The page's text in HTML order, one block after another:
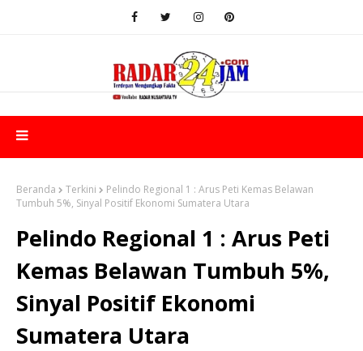
Beranda Terkini
Pelindo Regional 1 : Arus Peti Kemas Belawan
Tumbuh 5%, Sinyal Positif Ekonomi Sumatera Utara
Pelindo Regional 1 : Arus Peti
Kemas Belawan Tumbuh 5%,
Sinyal Positif Ekonomi
Sumatera Utara